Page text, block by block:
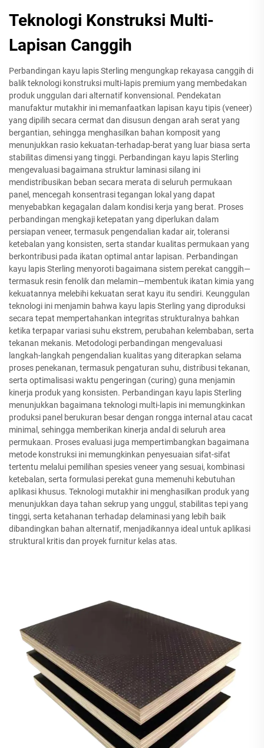
Teknologi Konstruksi Multi-
Lapisan Canggih
Perbandingan kayu lapis Sterling mengungkap rekayasa canggih di
balik teknologi konstruksi multi-lapis premium yang membedakan
produk unggulan dari alternatif konvensional. Pendekatan
manufaktur mutakhir ini memanfaatkan lapisan kayu tipis (veneer)
yang dipilih secara cermat dan disusun dengan arah serat yang
bergantian, sehingga menghasilkan bahan komposit yang
menunjukkan rasio kekuatan-terhadap-berat yang luar biasa serta
stabilitas dimensi yang tinggi. Perbandingan kayu lapis Sterling
mengevaluasi bagaimana struktur laminasi silang ini
mendistribusikan beban secara merata di seluruh permukaan
panel, mencegah konsentrasi tegangan lokal yang dapat
menyebabkan kegagalan dalam kondisi kerja yang berat. Proses
perbandingan mengkaji ketepatan yang diperlukan dalam
persiapan veneer, termasuk pengendalian kadar air, toleransi
ketebalan yang konsisten, serta standar kualitas permukaan yang
berkontribusi pada ikatan optimal antar lapisan. Perbandingan
kayu lapis Sterling menyoroti bagaimana sistem perekat canggih—
termasuk resin fenolik dan melamin—membentuk ikatan kimia yang
kekuatannya melebihi kekuatan serat kayu itu sendiri. Keunggulan
teknologi ini menjamin bahwa kayu lapis Sterling yang diproduksi
secara tepat mempertahankan integritas strukturalnya bahkan
ketika terpapar variasi suhu ekstrem, perubahan kelembaban, serta
tekanan mekanis. Metodologi perbandingan mengevaluasi
langkah-langkah pengendalian kualitas yang diterapkan selama
proses penekanan, termasuk pengaturan suhu, distribusi tekanan,
serta optimalisasi waktu pengeringan (curing) guna menjamin
kinerja produk yang konsisten. Perbandingan kayu lapis Sterling
menunjukkan bagaimana teknologi multi-lapis ini memungkinkan
produksi panel berukuran besar dengan rongga internal atau cacat
minimal, sehingga memberikan kinerja andal di seluruh area
permukaan. Proses evaluasi juga mempertimbangkan bagaimana
metode konstruksi ini memungkinkan penyesuaian sifat-sifat
tertentu melalui pemilihan spesies veneer yang sesuai, kombinasi
ketebalan, serta formulasi perekat guna memenuhi kebutuhan
aplikasi khusus. Teknologi mutakhir ini menghasilkan produk yang
menunjukkan daya tahan sekrup yang unggul, stabilitas tepi yang
tinggi, serta ketahanan terhadap delaminasi yang lebih baik
dibandingkan bahan alternatif, menjadikannya ideal untuk aplikasi
struktural kritis dan proyek furnitur kelas atas.